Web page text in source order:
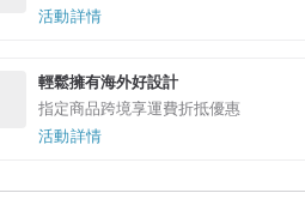
活動詳情
輕鬆擁有海外好設計
指定商品跨境享運費折抵優惠
活動詳情